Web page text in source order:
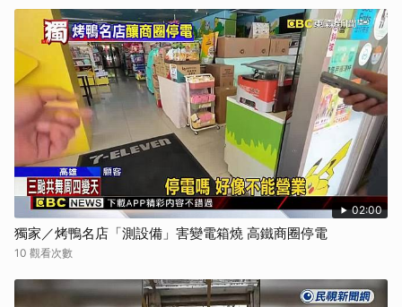
02:00
獨家／烤鴨名店「測設備」害變電箱燒 高鐵商圈停電
10 觀看次數